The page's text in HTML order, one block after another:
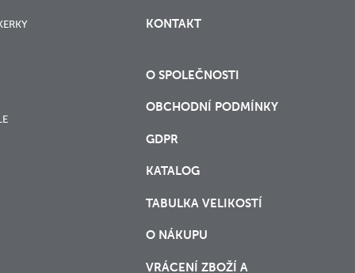
KONTAKT
O SPOLEČNOSTI
OBCHODNÍ PODMÍNKY
GDPR
KATALOG
TABULKA VELIKOSTÍ
O NÁKUPU
VRÁCENÍ ZBOŽÍ A